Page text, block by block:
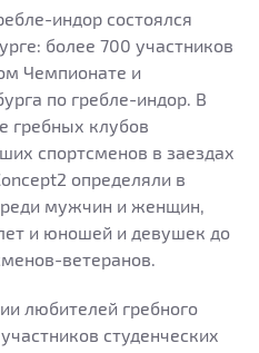
индор состоялся
более 700 участников
Чемпионате и
по гребле-индор. В
гребных клубов
спортсменов в заездах
определяли в
мужчин и женщин,
и юношей и девушек до
ветеранов.
любителей гребного
студенческих